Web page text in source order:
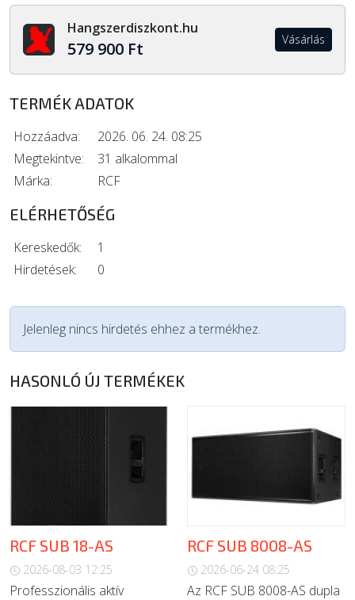
Hangszerdiszkont.hu
579 900 Ft Vásárlás
TERMÉK ADATOK
Hozzáadva:
2026. 06. 24. 08:25
Megtekintve:
31 alkalommal
Márka:
RCF
ELÉRHETŐSÉG
Kereskedők:
1
Hirdetések:
0
Jelenleg nincs hirdetés ehhez a termékhez.
HASONLÓ ÚJ TERMÉKEK
RCF SUB 18-AS
2026-08-03 12:25
Professzionális aktív
RCF SUB 8008-AS
2026-06-24 08:25
Az RCF SUB 8008-AS dupla